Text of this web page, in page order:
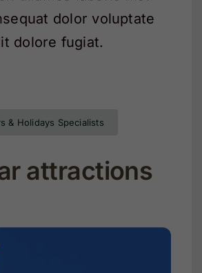
dolor voluptate
dolore fugiat.
& Holidays Specialists
attractions